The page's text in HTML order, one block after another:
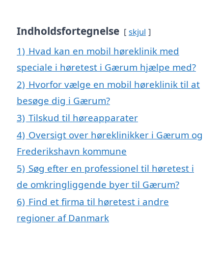
Indholdsfortegnelse skjul
1) Hvad kan en mobil høreklinik med
speciale i høretest i Gærum hjælpe med?
2) Hvorfor vælge en mobil høreklinik til at
besøge dig i Gærum?
3) Tilskud til høreapparater
4) Oversigt over høreklinikker i Gærum og
Frederikshavn kommune
5) Søg efter en professionel til høretest i
de omkringliggende byer til Gærum?
6) Find et firma til høretest i andre
regioner af Danmark